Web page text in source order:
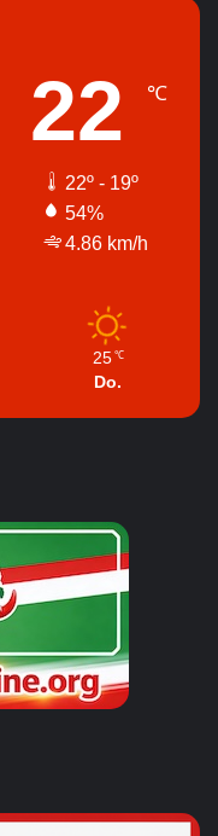
22 ℃
22º - 19º
54%
4.86 km/h
25 ℃
Do.